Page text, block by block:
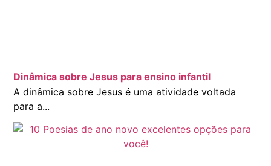
Dinâmica sobre Jesus para ensino infantil
A dinâmica sobre Jesus é uma atividade voltada
para a...